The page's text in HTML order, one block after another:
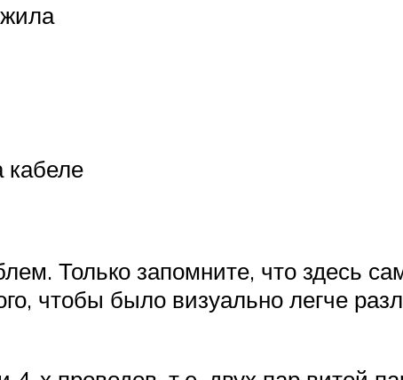
кабеле
Только запомните, что здесь
чтобы было визуально легче